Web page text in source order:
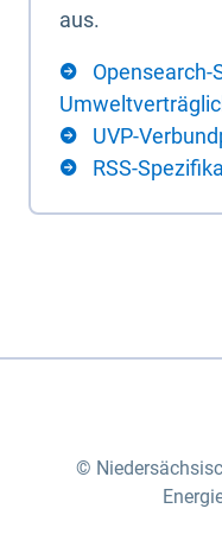
aus.
Opensearch-
UVP-
RSS-